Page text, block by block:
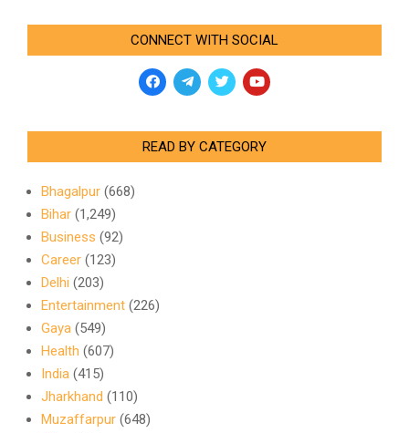
CONNECT WITH SOCIAL
READ BY CATEGORY
Bhagalpur (668)
Bihar (1,249)
Business (92)
Career (123)
Delhi (203)
Entertainment (226)
Gaya (549)
Health (607)
India (415)
Jharkhand (110)
Muzaffarpur (648)